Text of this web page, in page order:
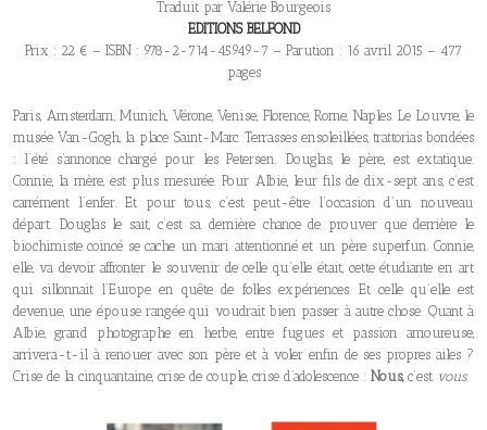
Traduit par Valérie Bourgeois
EDITIONS BELFOND
Prix : 22 € – ISBN : 978-2-714-45949-7 – Parution : 16 avril 2015 – 477
pages
Paris, Amsterdam, Munich, Vérone, Venise, Florence, Rome, Naples. Le Louvre, le
musée Van-Gogh, la place Saint-Marc. Terrasses ensoleillées, trattorias bondées
: l’été s’annonce chargé pour les Petersen. Douglas, le père, est extatique.
Connie, la mère, est plus mesurée. Pour Albie, leur fils de dix-sept ans, c’est
carrément l’enfer. Et pour tous, c’est peut-être l’occasion d’un nouveau
départ. Douglas le sait, c’est sa dernière chance de prouver que derrière le
biochimiste coincé se cache un mari attentionné et un père superfun. Connie,
elle, va devoir affronter le souvenir de celle qu’elle était, cette étudiante en art
qui sillonnait l’Europe en quête de folles expériences. Et celle qu’elle est
devenue, une épouse rangée qui voudrait bien passer à autre chose. Quant à
Albie, grand photographe en herbe, entre fugues et passion amoureuse,
arrivera-t-il à renouer avec son père et à voler enfin de ses propres ailes ?
Crise de la cinquantaine, crise de couple, crise d’adolescence : Nous,c’est vous.